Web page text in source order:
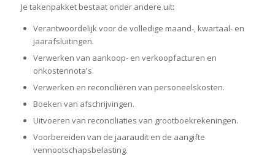
Je takenpakket bestaat onder andere uit:
Verantwoordelijk voor de volledige maand-, kwartaal- en
jaarafsluitingen.
Verwerken van aankoop- en verkoopfacturen en
onkostennota's.
Verwerken en reconciliëren van personeelskosten.
Boeken van afschrijvingen.
Uitvoeren van reconciliaties van grootboekrekeningen.
Voorbereiden van de jaaraudit en de aangifte
vennootschapsbelasting.